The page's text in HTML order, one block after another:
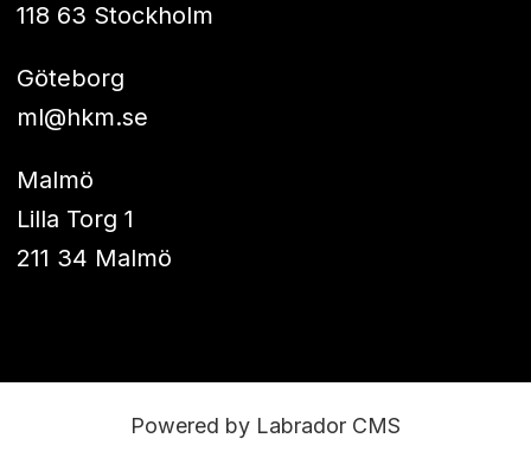
118 63 Stockholm
Göteborg
ml@hkm.se
Malmö
Lilla Torg 1
211 34 Malmö
Powered by Labrador CMS